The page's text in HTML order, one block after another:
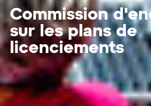
Commission
sur les plans de
licenciements